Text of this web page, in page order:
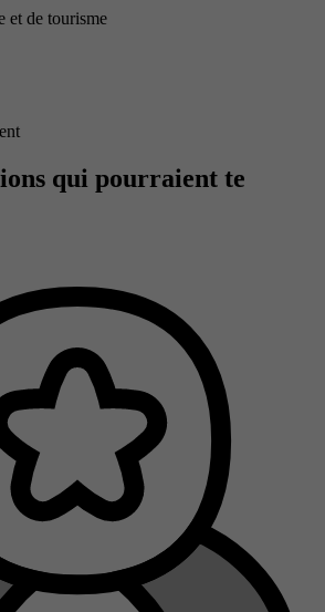
et de tourisme
qui pourraient te